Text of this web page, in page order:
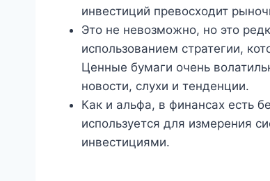
инвестиций превосходит
Это не невозможно, но это
использованием стратегии,
Ценные бумаги очень
новости, слухи и тенденции.
Как и альфа, в финансах есть
используется для измерения
инвестициями.